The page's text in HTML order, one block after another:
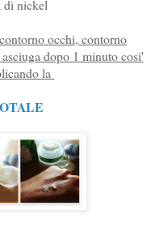
di nickel
occhi, contorno
dopo 1 minuto cosi'
la